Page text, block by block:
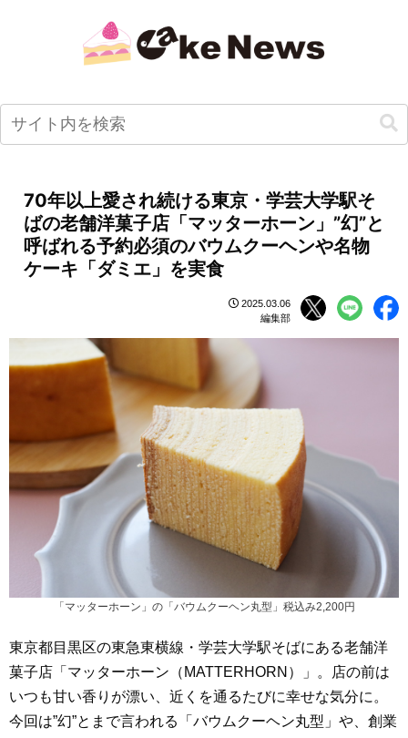
70年以上愛され続ける東京・学芸大学駅そ
ばの老舗洋菓子店「マッターホーン」”幻”と
呼ばれる予約必須のバウムクーヘンや名物
ケーキ「ダミエ」を実食
2025.03.06
編集部
「マッターホーン」の「バウムクーヘン丸型」税込み2,200円
東京都目黒区の東急東横線・学芸大学駅そばにある老舗洋
菓子店「マッターホーン（MATTERHORN）」。店の前は
いつも甘い香りが漂い、近くを通るたびに幸せな気分に。
今回は”幻”とまで言われる「バウムクーヘン丸型」や、創業